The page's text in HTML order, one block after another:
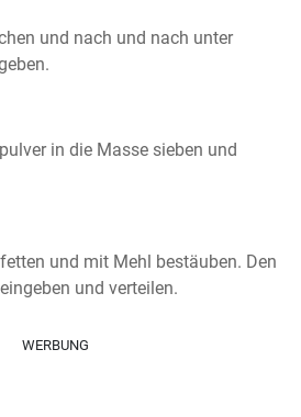
und nach und nach unter
in die Masse sieben und
und mit Mehl bestäuben. Den
und verteilen.
WERBUNG